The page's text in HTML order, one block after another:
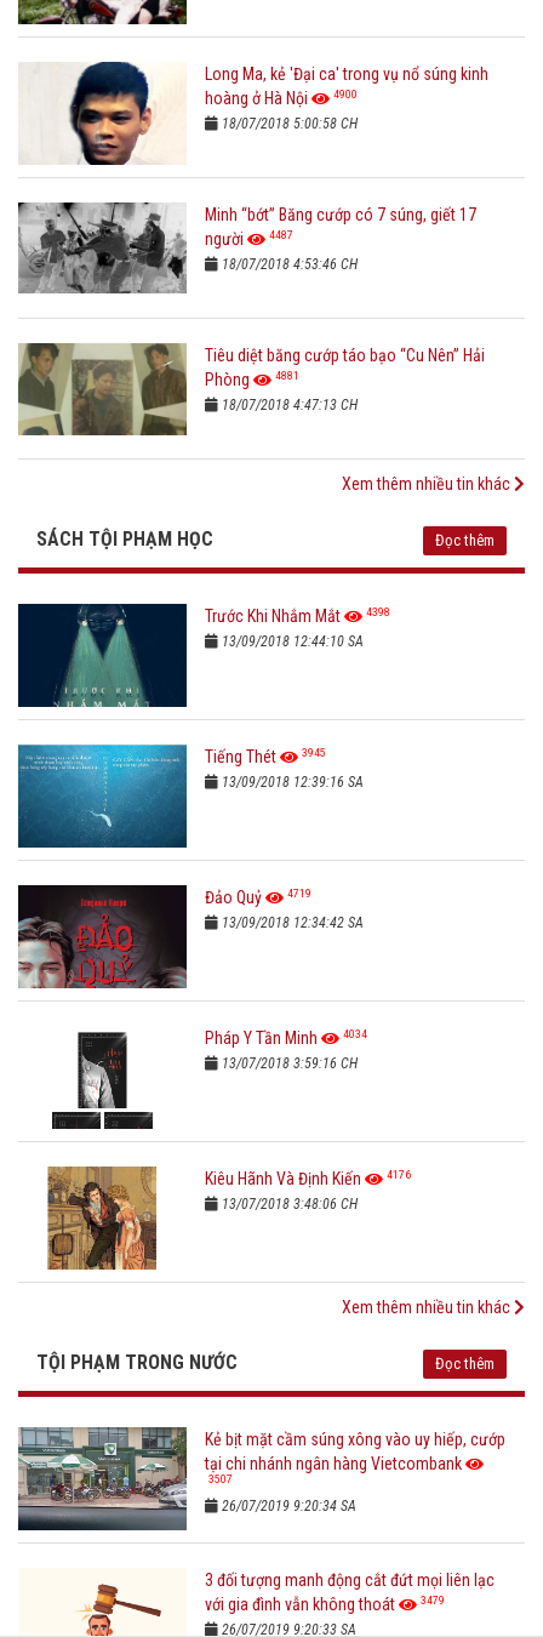
Long Ma, kẻ 'Đại ca' trong vụ nổ súng kinh
hoàng ở Hà Nội
4900
18/07/2018 5:00:58 CH
Minh “bớt” Băng cướp có 7 súng, giết 17
người
4487
18/07/2018 4:53:46 CH
Tiêu diệt băng cướp táo bạo “Cu Nên” Hải
Phòng
4881
18/07/2018 4:47:13 CH
Xem thêm nhiều tin khác
SÁCH TỘI PHẠM HỌC Đọc thêm
Trước Khi Nhắm Mắt 4398
13/09/2018 12:44:10 SA
Tiếng Thét 3945
13/09/2018 12:39:16 SA
Đảo Quỷ 4719
13/09/2018 12:34:42 SA
Pháp Y Tần Minh 4034
13/07/2018 3:59:16 CH
Kiêu Hãnh Và Định Kiến 4176
13/07/2018 3:48:06 CH
Xem thêm nhiều tin khác
TỘI PHẠM TRONG NƯỚC Đọc thêm
Kẻ bịt mặt cầm súng xông vào uy hiếp, cướp
tại chi nhánh ngân hàng Vietcombank
3507
26/07/2019 9:20:34 SA
3 đối tượng manh động cắt đứt mọi liên lạc
với gia đình vẫn không thoát
3479
26/07/2019 9:20:33 SA